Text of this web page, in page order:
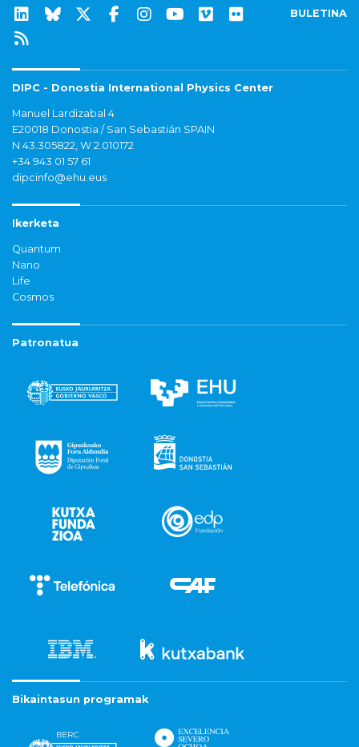
BULETINA
DIPC - Donostia International Physics Center
Manuel Lardizabal 4
E20018 Donostia / San Sebastián SPAIN
N 43.305822, W 2.010172
+34 943 01 57 61
dipcinfo@ehu.eus
Ikerketa
Quantum
Nano
Life
Cosmos
Patronatua
Bikaintasun programak